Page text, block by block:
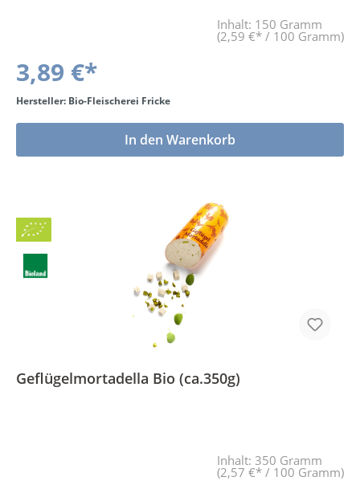
Inhalt: 150 Gramm
(2,59 €* / 100 Gramm)
3,89 €*
Hersteller: Bio-Fleischerei Fricke
In den Warenkorb
Bio
BLa
Geflügelmortadella Bio (ca.350g)
Inhalt: 350 Gramm
(2,57 €* / 100 Gramm)